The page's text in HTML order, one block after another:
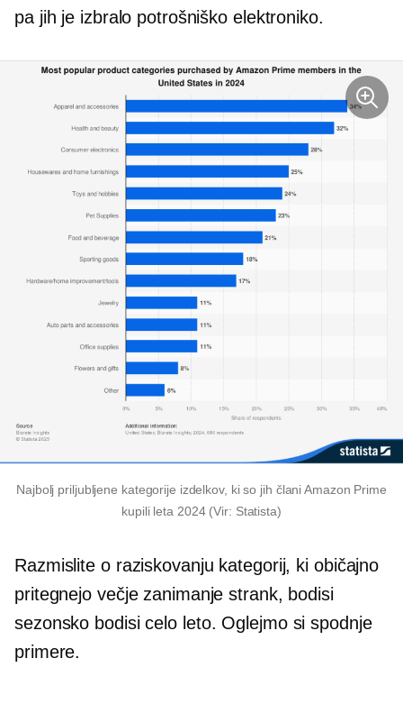
pa jih je izbralo potrošniško elektroniko.
Najbolj priljubljene kategorije izdelkov, ki so jih člani Amazon Prime
kupili leta 2024 (Vir: Statista)
Razmislite o raziskovanju kategorij, ki običajno
pritegnejo večje zanimanje strank, bodisi
sezonsko bodisicelo leto. Oglejmo si spodnje
primere.